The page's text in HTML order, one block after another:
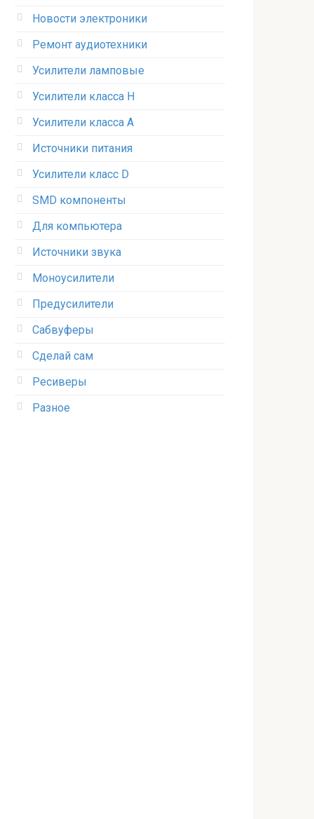
Новости электроники
Ремонт аудиотехники
Усилители ламповые
Усилители класса H
Усилители класса А
Источники питания
Усилители класс D
SMD компоненты
Для компьютера
Источники звука
Моноусилители
Предусилители
Сабвуферы
Сделай сам
Ресиверы
Разное